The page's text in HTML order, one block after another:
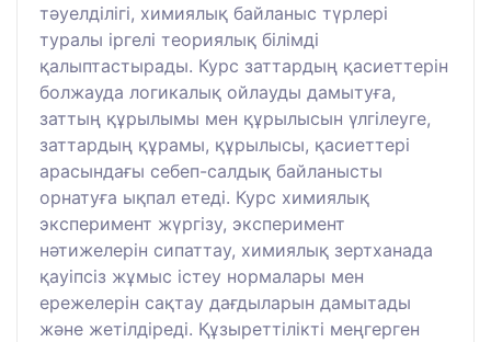
тәуелділігі, химиялық байланыс түрлері
туралы іргелі теориялық білімді
қалыптастырады. Курс заттардың қасиеттерін
болжауда логикалық ойлауды дамытуға,
заттың құрылымы мен құрылысын үлгілеуге,
заттардың құрамы, құрылысы, қасиеттері
арасындағы себеп-салдық байланысты
орнатуға ықпал етеді. Курс химиялық
эксперимент жүргізу, эксперимент
нәтижелерін сипаттау, химиялық зертханада
қауіпсіз жұмыс істеу нормалары мен
ережелерін сақтау дағдыларын дамытады
және жетілдіреді. Құзыреттілікті меңгерген